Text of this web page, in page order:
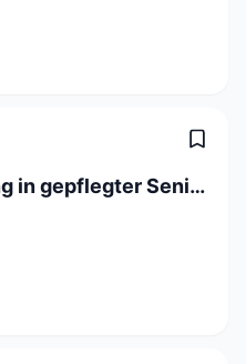
Abteilungsleitung in gepflegter Seniorenresidenz (100%)